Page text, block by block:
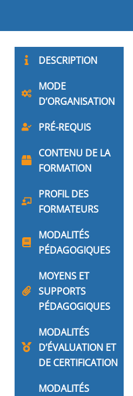
DESCRIPTION
MODE
D’ORGANISATION
PRÉ-REQUIS
CONTENU DE LA
FORMATION
PROFIL DES
FORMATEURS
MODALITÉS
PÉDAGOGIQUES
MOYENS ET
SUPPORTS
PÉDAGOGIQUES
MODALITÉS
D’ÉVALUATION ET
DE CERTIFICATION
MODALITÉS